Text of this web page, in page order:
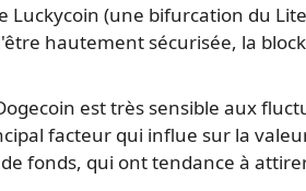
Luckycoin (une bifurcation du
hautement sécurisée, la
est très sensible aux
facteur qui influe sur la
fonds, qui ont tendance à